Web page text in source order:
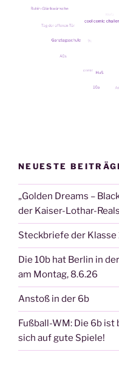
NEUESTE
„Golden Dreams –
der Kaiser-Lothar-
Steckbriefe der Klasse
Die 10b hat Berlin in
am Montag, 8.6.26
Anstoß in der 6b
Fußball-WM: Die 6b ist
sich auf gute Spiele!